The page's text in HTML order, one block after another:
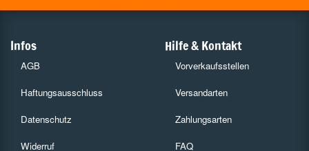
Infos
AGB
Haftungsausschluss
Datenschutz
Widerruf
Hilfe & Kontakt
Vorverkaufsstellen
Versandarten
Zahlungsarten
FAQ